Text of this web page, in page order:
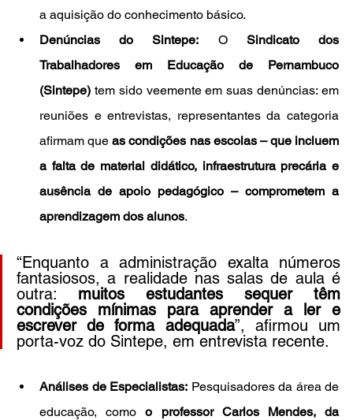
a aquisição do conhecimento básico.
Denúncias do Sintepe: O Sindicato dos
Trabalhadores em Educação de Pernambuco
(Sintepe) tem sido veemente em suas denúncias: em
reuniões e entrevistas, representantes da categoria
afirmam que as condições nas escolas – que incluem
a falta de material didático, infraestrutura precária e
ausência de apoio pedagógico – comprometem a
aprendizagem dos alunos.
“Enquanto a administração exalta números
fantasiosos, a realidade nas salas de aula é
outra: muitos estudantes sequer têm
condições mínimas para aprender a ler e
escrever de forma adequada”, afirmou um
porta-voz do Sintepe, em entrevista recente.
Análises de Especialistas: Pesquisadores da área de
educação, como o professor Carlos Mendes, da